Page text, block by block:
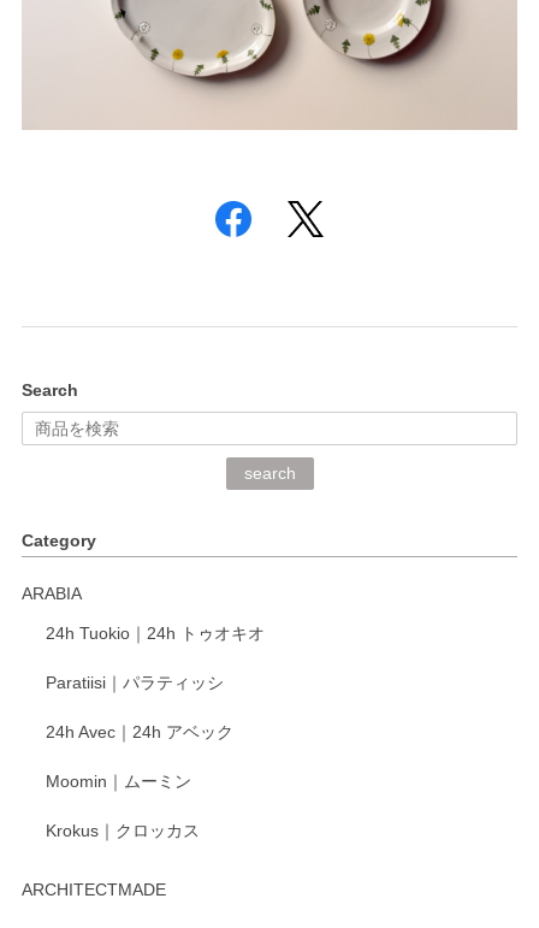
Search
search
Category
ARABIA
24h Tuokio｜24h トゥオキオ
Paratiisi｜パラティッシ
24h Avec｜24h アベック
Moomin｜ムーミン
Krokus｜クロッカス
ARCHITECTMADE